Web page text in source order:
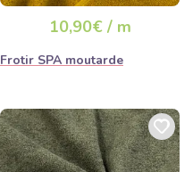
10,90€ / m
Frotir SPA moutarde